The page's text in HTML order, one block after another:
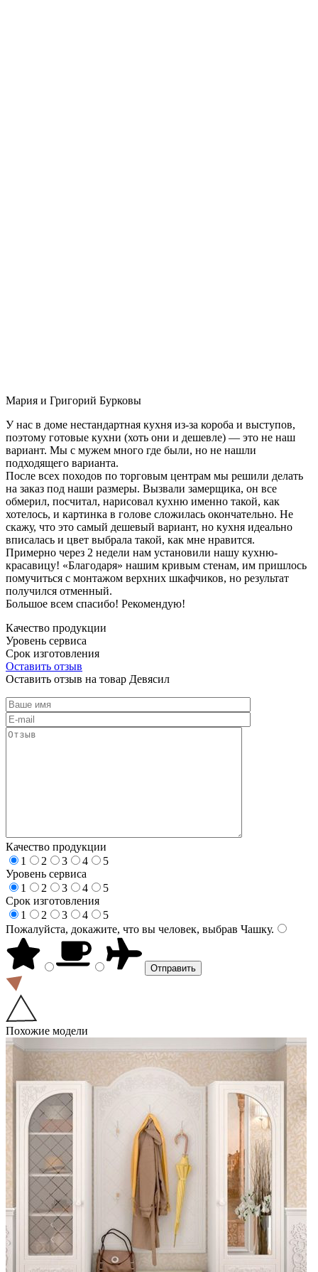
Мария и Григорий Бурковы
У нас в доме нестандартная кухня из-за короба и выступов,
поэтому готовые кухни (хоть они и дешевле) — это не наш
вариант. Мы с мужем много где были, но не нашли
подходящего варианта.
После всех походов по торговым центрам мы решили делать
на заказ под наши размеры. Вызвали замерщика, он все
обмерил, посчитал, нарисовал кухню именно такой, как
хотелось, и картинка в голове сложилась окончательно. Не
скажу, что это самый дешевый вариант, но кухня идеально
вписалась и цвет выбрала такой, как мне нравится.
Примерно через 2 недели нам установили нашу кухню-
красавицу! «Благодаря» нашим кривым стенам, им пришлось
помучиться с монтажом верхних шкафчиков, но результат
получился отменный.
Большое всем спасибо! Рекомендую!
Качество продукции
Уровень сервиса
Срок изготовления
Оставить отзыв
Оставить отзыв на товар Девясил
Качество продукции
1
2 3 4
5
Уровень сервиса
1
2 3 4
5
Срок изготовления
1
2 3 4
5
Пожалуйста, докажите, что вы человек, выбрав Чашку.
Похожие модели